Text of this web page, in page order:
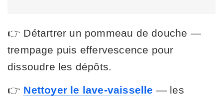
👉 Détartrer un pommeau de douche —
trempage puis effervescence pour
dissoudre les dépôts.
👉 Nettoyer le lave-vaisselle — les